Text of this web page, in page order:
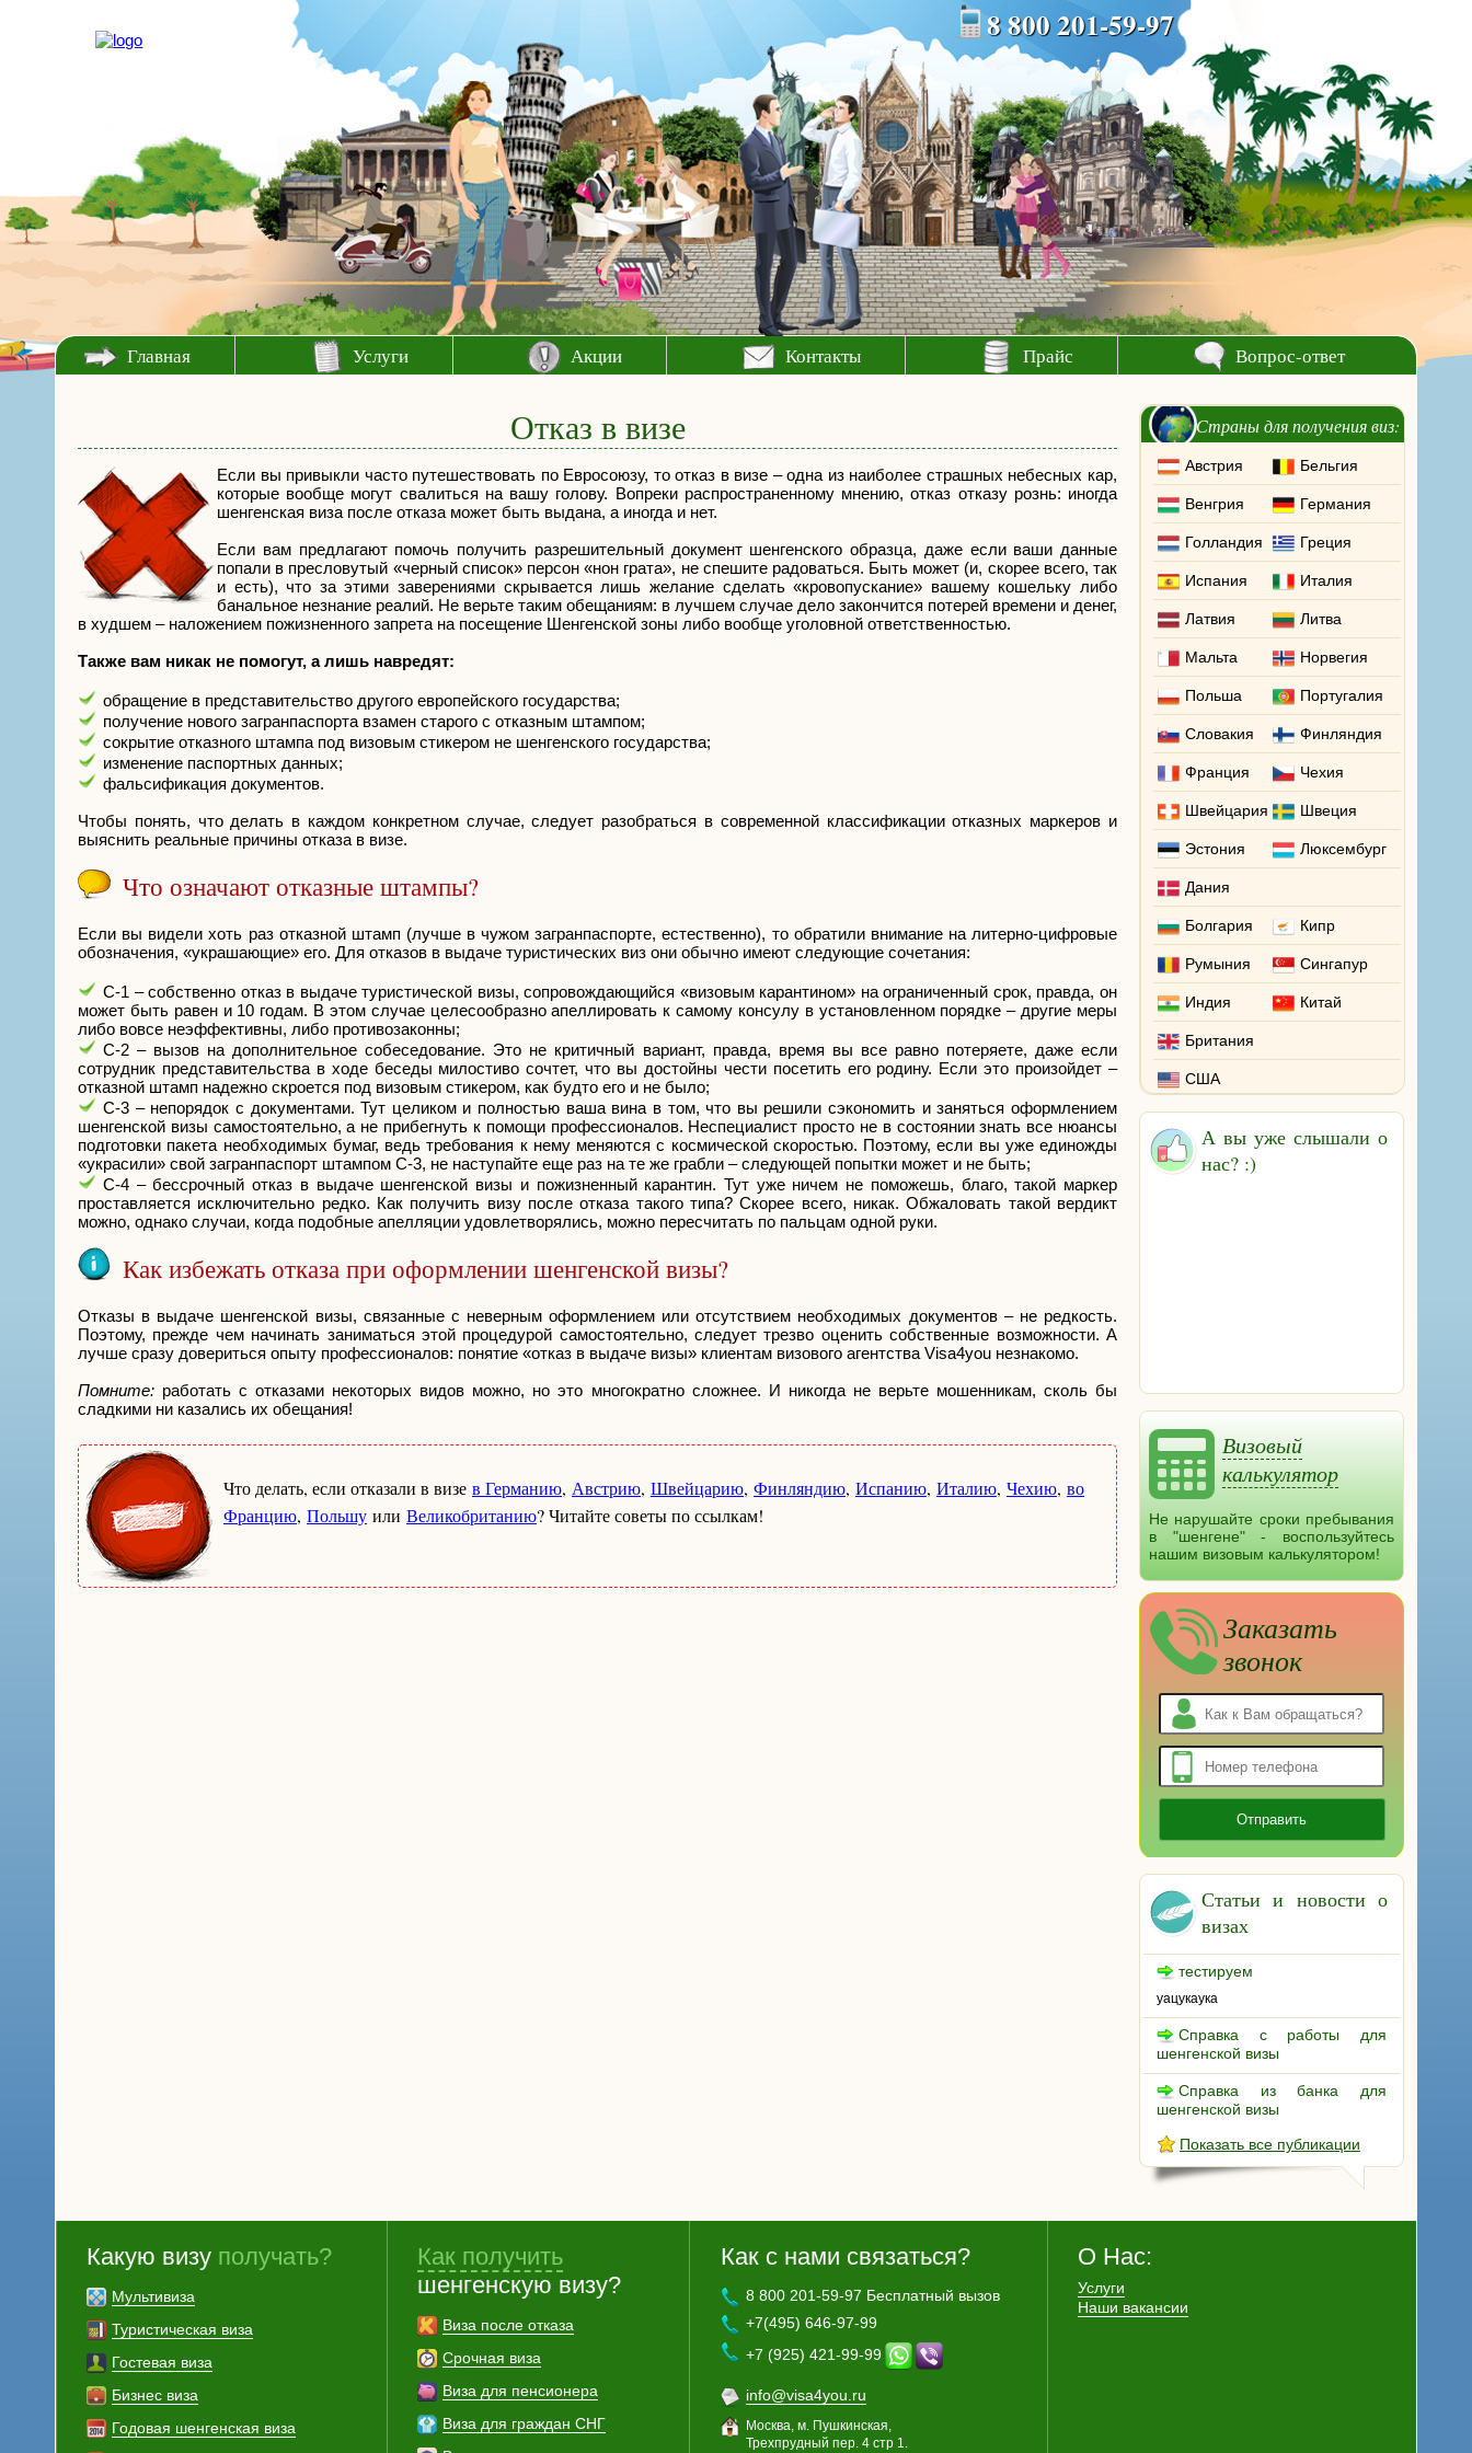
8 800 201-59-97
Главная Услуги Акции Контакты Прайс Вопрос-ответ
Страны для получения виз:
Австрия Бельгия
Венгрия Германия
Голландия Греция
Испания Италия
Латвия Литва
Мальта Норвегия
Польша Португалия
Словакия Финляндия
Франция Чехия
Швейцария Швеция
Эстония Люксембург
Дания
Болгария Кипр
Румыния Сингапур
Индия Китай
Британия
США
А вы уже слышали о
нас? :)
Визовый
калькулятор
Не нарушайте сроки пребывания
в "шенгене" - воспользуйтесь
нашим визовым калькулятором!
Заказать
звонок
Статьи и новости о
визах
тестируем
уацукаука
Справка с работы для
шенгенской визы
Справка из банка для
шенгенской визы
Показать все публикации
Отказ в визе
Если вы привыкли часто путешествовать по Евросоюзу, то отказ в визе – одна из наиболее страшных небесных кар,
которые вообще могут свалиться на вашу голову. Вопреки распространенному мнению, отказ отказу рознь: иногда
шенгенская виза после отказа может быть выдана, а иногда и нет.
Если вам предлагают помочь получить разрешительный документ шенгенского образца, даже если ваши данные
попали в пресловутый «черный список» персон «нон грата», не спешите радоваться. Быть может (и, скорее всего, так
и есть), что за этими заверениями скрывается лишь желание сделать «кровопускание» вашему кошельку либо
банальное незнание реалий. Не верьте таким обещаниям: в лучшем случае дело закончится потерей времени и денег,
в худшем – наложением пожизненного запрета на посещение Шенгенской зоны либо вообще уголовной ответственностью.
Также вам никак не помогут, а лишь навредят:
обращение в представительство другого европейского государства;
получение нового загранпаспорта взамен старого с отказным штампом;
сокрытие отказного штампа под визовым стикером не шенгенского государства;
изменение паспортных данных;
фальсификация документов.
Чтобы понять, что делать в каждом конкретном случае, следует разобраться в современной классификации отказных маркеров и
выяснить реальные причины отказа в визе.
Что означают отказные штампы?
Если вы видели хоть раз отказной штамп (лучше в чужом загранпаспорте, естественно), то обратили внимание на литерно-цифровые
обозначения, «украшающие» его. Для отказов в выдаче туристических виз они обычно имеют следующие сочетания:
С-1 – собственно отказ в выдаче туристической визы, сопровождающийся «визовым карантином» на ограниченный срок, правда, он
может быть равен и 10 годам. В этом случае целесообразно апеллировать к самому консулу в установленном порядке – другие меры
либо вовсе неэффективны, либо противозаконны;
С-2 – вызов на дополнительное собеседование. Это не критичный вариант, правда, время вы все равно потеряете, даже если
сотрудник представительства в ходе беседы милостиво сочтет, что вы достойны чести посетить его родину. Если это произойдет –
отказной штамп надежно скроется под визовым стикером, как будто его и не было;
С-3 – непорядок с документами. Тут целиком и полностью ваша вина в том, что вы решили сэкономить и заняться оформлением
шенгенской визы самостоятельно, а не прибегнуть к помощи профессионалов. Неспециалист просто не в состоянии знать все нюансы
подготовки пакета необходимых бумаг, ведь требования к нему меняются с космической скоростью. Поэтому, если вы уже единожды
«украсили» свой загранпаспорт штампом С-3, не наступайте еще раз на те же грабли – следующей попытки может и не быть;
С-4 – бессрочный отказ в выдаче шенгенской визы и пожизненный карантин. Тут уже ничем не поможешь, благо, такой маркер
проставляется исключительно редко. Как получить визу после отказа такого типа? Скорее всего, никак. Обжаловать такой вердикт
можно, однако случаи, когда подобные апелляции удовлетворялись, можно пересчитать по пальцам одной руки.
Как избежать отказа при оформлении шенгенской визы?
Отказы в выдаче шенгенской визы, связанные с неверным оформлением или отсутствием необходимых документов – не редкость.
Поэтому, прежде чем начинать заниматься этой процедурой самостоятельно, следует трезво оценить собственные возможности. А
лучше сразу довериться опыту профессионалов: понятие «отказ в выдаче визы» клиентам визового агентства Visa4you незнакомо.
Помните: работать с отказами некоторых видов можно, но это многократно сложнее. И никогда не верьте мошенникам, сколь бы
сладкими ни казались их обещания!
Что делать, если отказали в визе в Германию, Австрию, Швейцарию, Финляндию, Испанию, Италию, Чехию, во
Францию, Польшу или Великобританию? Читайте советы по ссылкам!
Какую визу получать?
Мультивиза
Туристическая виза
Гостевая виза
Бизнес виза
Годовая шенгенская виза
Как получить
шенгенскую визу?
Виза после отказа
Срочная виза
Виза для пенсионера
Виза для граждан СНГ
Как с нами связаться?
8 800 201-59-97 Бесплатный вызов
+7(495) 646-97-99
+7 (925) 421-99-99
info@visa4you.ru
Москва, м. Пушкинская,
Трехпрудный пер. 4 стр 1.
О Нас:
Услуги
Наши вакансии